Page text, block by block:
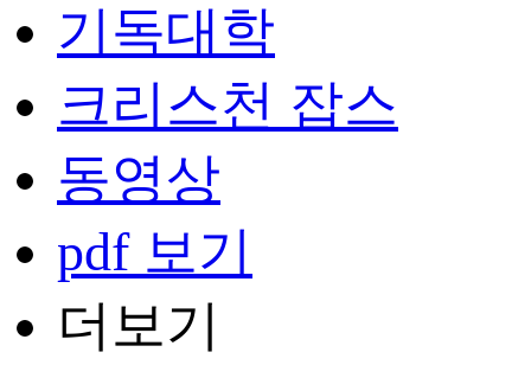
기독대학
크리스천 잡스
동영상
pdf 보기
더보기